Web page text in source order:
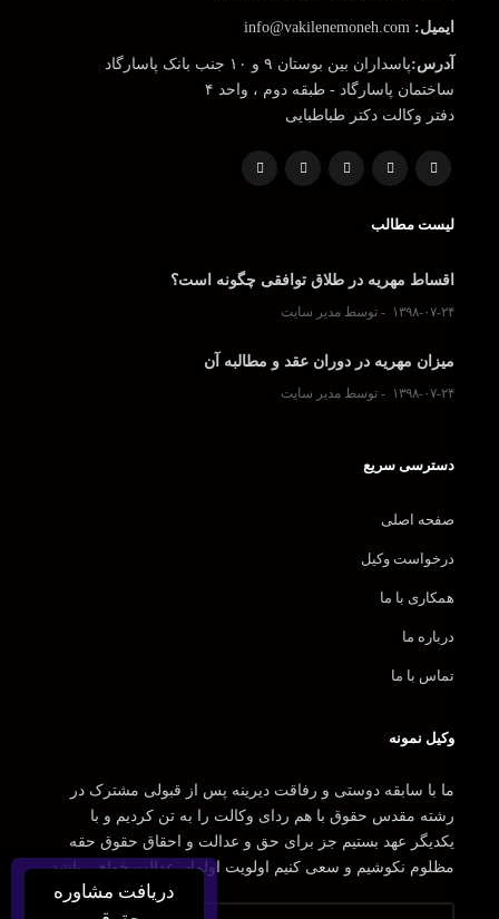
ایمیل:
آدرس:پاسداران بین بوستان ۹ و ۱۰ جنب بانک پاسارگاد
ساختمان پاسارگاد - طبقه دوم ، واحد ۴
دفتر وکالت دکتر طباطبایی
لیست مطالب
اقساط مهریه در طلاق توافقی چگونه است؟
۱۳۹۸-۰۷-۲۴ توسط مدیر سایت
میزان مهریه در دوران عقد و مطالبه آن
۱۳۹۸-۰۷-۲۴ توسط مدیر سایت
دسترسی سریع
صفحه اصلی
درخواست وکیل
همکاری با ما
درباره ما
تماس با ما
وکیل نمونه
ما با سابقه دوستی و رفاقت دیرینه پس از قبولی مشترک در
رشته مقدس حقوق با هم ردای وکالت را به تن کردیم و با
یکدیگر عهد بستیم جز برای حق و عدالت و احقاق حقوق حقه
مظلوم نکوشیم و سعی کنیم اولویت اولمان عدالت خواهی باشد.
دریافت مشاوره